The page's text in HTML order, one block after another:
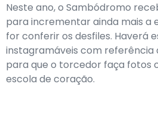
Neste ano, o Sambódromo
para incrementar ainda mais a
for conferir os desfiles. Haverá
instagramáveis com referência
para que o torcedor faça fotos
escola de coração.